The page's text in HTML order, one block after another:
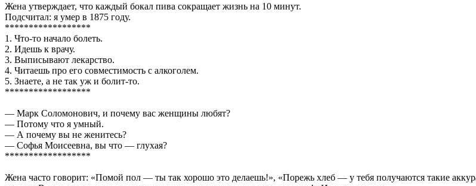
Жена утверждает, что каждый бокал пива сокращает жизнь на 10 минут.
Подсчитал: я умер в 1875 году.
******************
1. Что-то начало болеть.
2. Идешь к врачу.
3. Выписывают лекарство.
4. Читаешь про его совместимость с алкоголем.
5. Знаете, а не так уж и болит-то.
******************
— Марк Соломонович, и почему вас женщины любят?
— Потому что я умный.
— А почему вы не женитесь?
— Софья Моисеевна, вы что — глухая?
******************
Жена часто говорит: «Помой пол — ты так хорошо это делаешь!», «Порежь хлеб — у тебя получаются такие